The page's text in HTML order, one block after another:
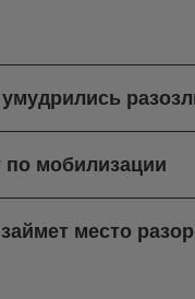
по мобилизации
место